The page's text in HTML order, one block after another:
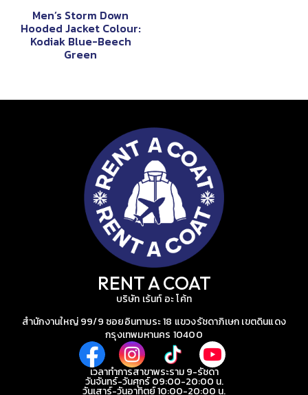
Men’s Storm Down
Hooded Jacket Colour:
Kodiak Blue-Beech
Green
RENT A COAT
บริษัท เร้นท์ อะ โค้ท
สำนักงานใหญ่ 99/9 ซอยอินทามระ 18 แขวงรัชดาภิเษก เขตดินแดง
กรุงเทพมหานคร 10400
เวลาทำการสาขาพระราม 9-รัชดา
วันจันทร์-วันศุกร์ 09:00-20:00 น.
วันเสาร์-วันอาทิตย์ 10:00-20:00 น.